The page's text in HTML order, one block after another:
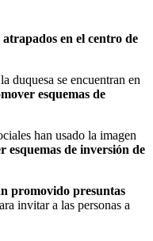
en el centro de
duquesa se encuentran en
esquemas de
han usado la imagen
esquemas de inversión de
promovido presuntas
invitar a las personas a